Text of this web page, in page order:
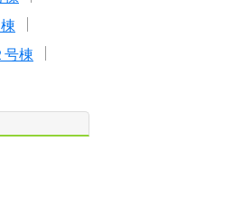
号棟